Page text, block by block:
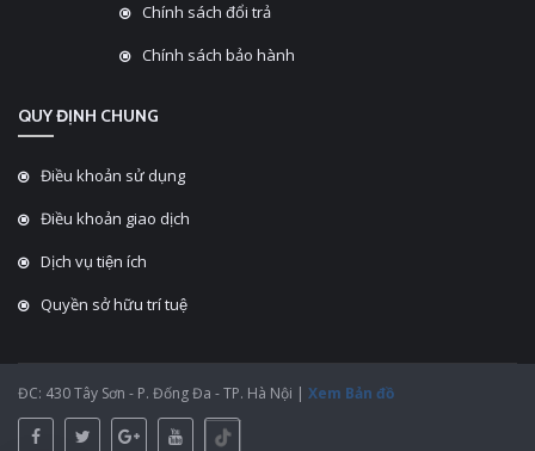
Chính sách đổi trả
Chính sách bảo hành
QUY ĐỊNH CHUNG
Điều khoản sử dụng
Điều khoản giao dịch
Dịch vụ tiện ích
Quyền sở hữu trí tuệ
ĐC: 430 Tây Sơn - P. Đống Đa - TP. Hà Nội | Xem Bản đồ